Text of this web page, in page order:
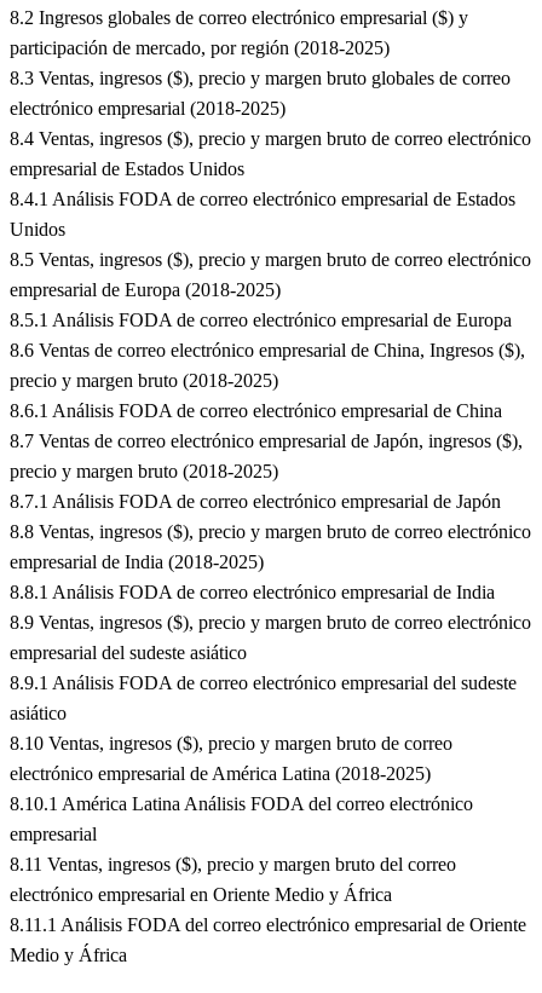
8.2 Ingresos globales de correo electrónico empresarial ($) y
participación de mercado, por región (2018-2025)
8.3 Ventas, ingresos ($), precio y margen bruto globales de correo
electrónico empresarial (2018-2025)
8.4 Ventas, ingresos ($), precio y margen bruto de correo electrónico
empresarial de Estados Unidos
8.4.1 Análisis FODA de correo electrónico empresarial de Estados
Unidos
8.5 Ventas, ingresos ($), precio y margen bruto de correo electrónico
empresarial de Europa (2018-2025)
8.5.1 Análisis FODA de correo electrónico empresarial de Europa
8.6 Ventas de correo electrónico empresarial de China, Ingresos ($),
precio y margen bruto (2018-2025)
8.6.1 Análisis FODA de correo electrónico empresarial de China
8.7 Ventas de correo electrónico empresarial de Japón, ingresos ($),
precio y margen bruto (2018-2025)
8.7.1 Análisis FODA de correo electrónico empresarial de Japón
8.8 Ventas, ingresos ($), precio y margen bruto de correo electrónico
empresarial de India (2018-2025)
8.8.1 Análisis FODA de correo electrónico empresarial de India
8.9 Ventas, ingresos ($), precio y margen bruto de correo electrónico
empresarial del sudeste asiático
8.9.1 Análisis FODA de correo electrónico empresarial del sudeste
asiático
8.10 Ventas, ingresos ($), precio y margen bruto de correo
electrónico empresarial de América Latina (2018-2025)
8.10.1 América Latina Análisis FODA del correo electrónico
empresarial
8.11 Ventas, ingresos ($), precio y margen bruto del correo
electrónico empresarial en Oriente Medio y África
8.11.1 Análisis FODA del correo electrónico empresarial de Oriente
Medio y África